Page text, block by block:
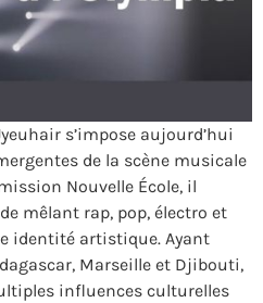
s’impose aujourd’hui
de la scène musicale
Nouvelle École, il
mêlant rap, pop, électro et
identité artistique. Ayant
Marseille et Djibouti,
influences culturelles